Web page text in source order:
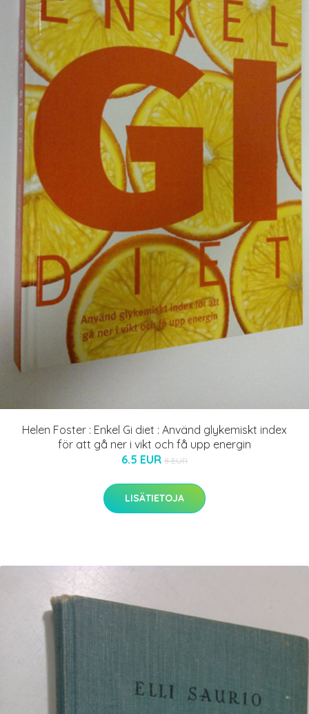
Helen Foster : Enkel Gi diet : Använd glykemiskt index
för att gå ner i vikt och få upp energin
6.5 EUR 8 EUR
LISÄTIETOJA